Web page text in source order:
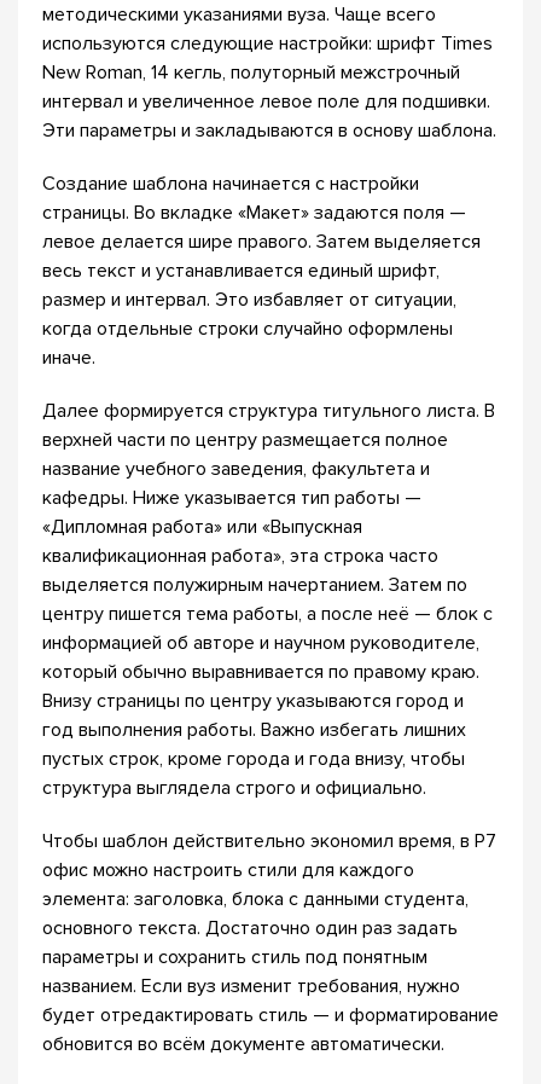
методическими указаниями вуза. Чаще всего
используются следующие настройки: шрифт Times
New Roman, 14 кегль, полуторный межстрочный
интервал и увеличенное левое поле для подшивки.
Эти параметры и закладываются в основу шаблона.
Создание шаблона начинается с настройки
страницы. Во вкладке «Макет» задаются поля —
левое делается шире правого. Затем выделяется
весь текст и устанавливается единый шрифт,
размер и интервал. Это избавляет от ситуации,
когда отдельные строки случайно оформлены
иначе.
Далее формируется структура титульного листа. В
верхней части по центру размещается полное
название учебного заведения, факультета и
кафедры. Ниже указывается тип работы —
«Дипломная работа» или «Выпускная
квалификационная работа», эта строка часто
выделяется полужирным начертанием. Затем по
центру пишется тема работы, а после неё — блок с
информацией об авторе и научном руководителе,
который обычно выравнивается по правому краю.
Внизу страницы по центру указываются город и
год выполнения работы. Важно избегать лишних
пустых строк, кроме города и года внизу, чтобы
структура выглядела строго и официально.
Чтобы шаблон действительно экономил время, в Р7
офис можно настроить стили для каждого
элемента: заголовка, блока с данными студента,
основного текста. Достаточно один раз задать
параметры и сохранить стиль под понятным
названием. Если вуз изменит требования, нужно
будет отредактировать стиль — и форматирование
обновится во всём документе автоматически.